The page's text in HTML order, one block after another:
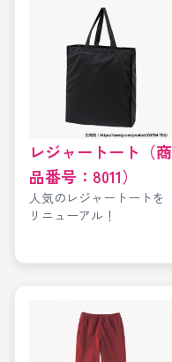
レジャートート（商
品番号：8011）
人気のレジャートートを
リニューアル！